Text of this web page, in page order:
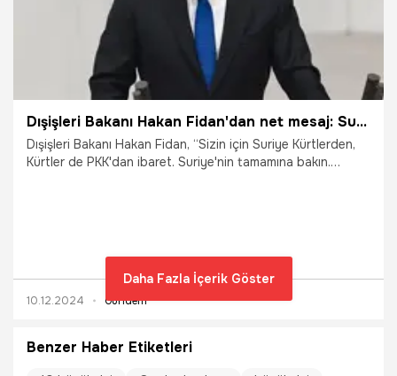
Dışişleri Bakanı Hakan Fidan'dan net mesaj: Suriye terör yuvası olmayacak
Dışişleri Bakanı Hakan Fidan, “Sizin için Suriye Kürtlerden,
Kürtler de PKK'dan ibaret. Suriye'nin tamamına bakın.
10.12.2024 Gündem
Daha Fazla İçerik Göster
Benzer Haber Etiketleri